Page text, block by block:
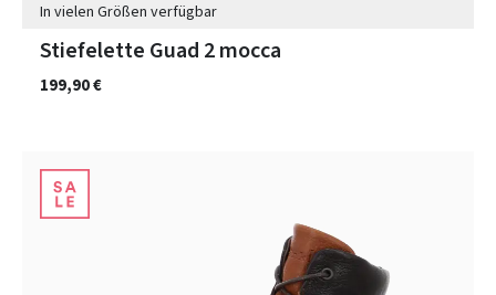
In vielen Größen verfügbar
Stiefelette Guad 2 mocca
199,90 €